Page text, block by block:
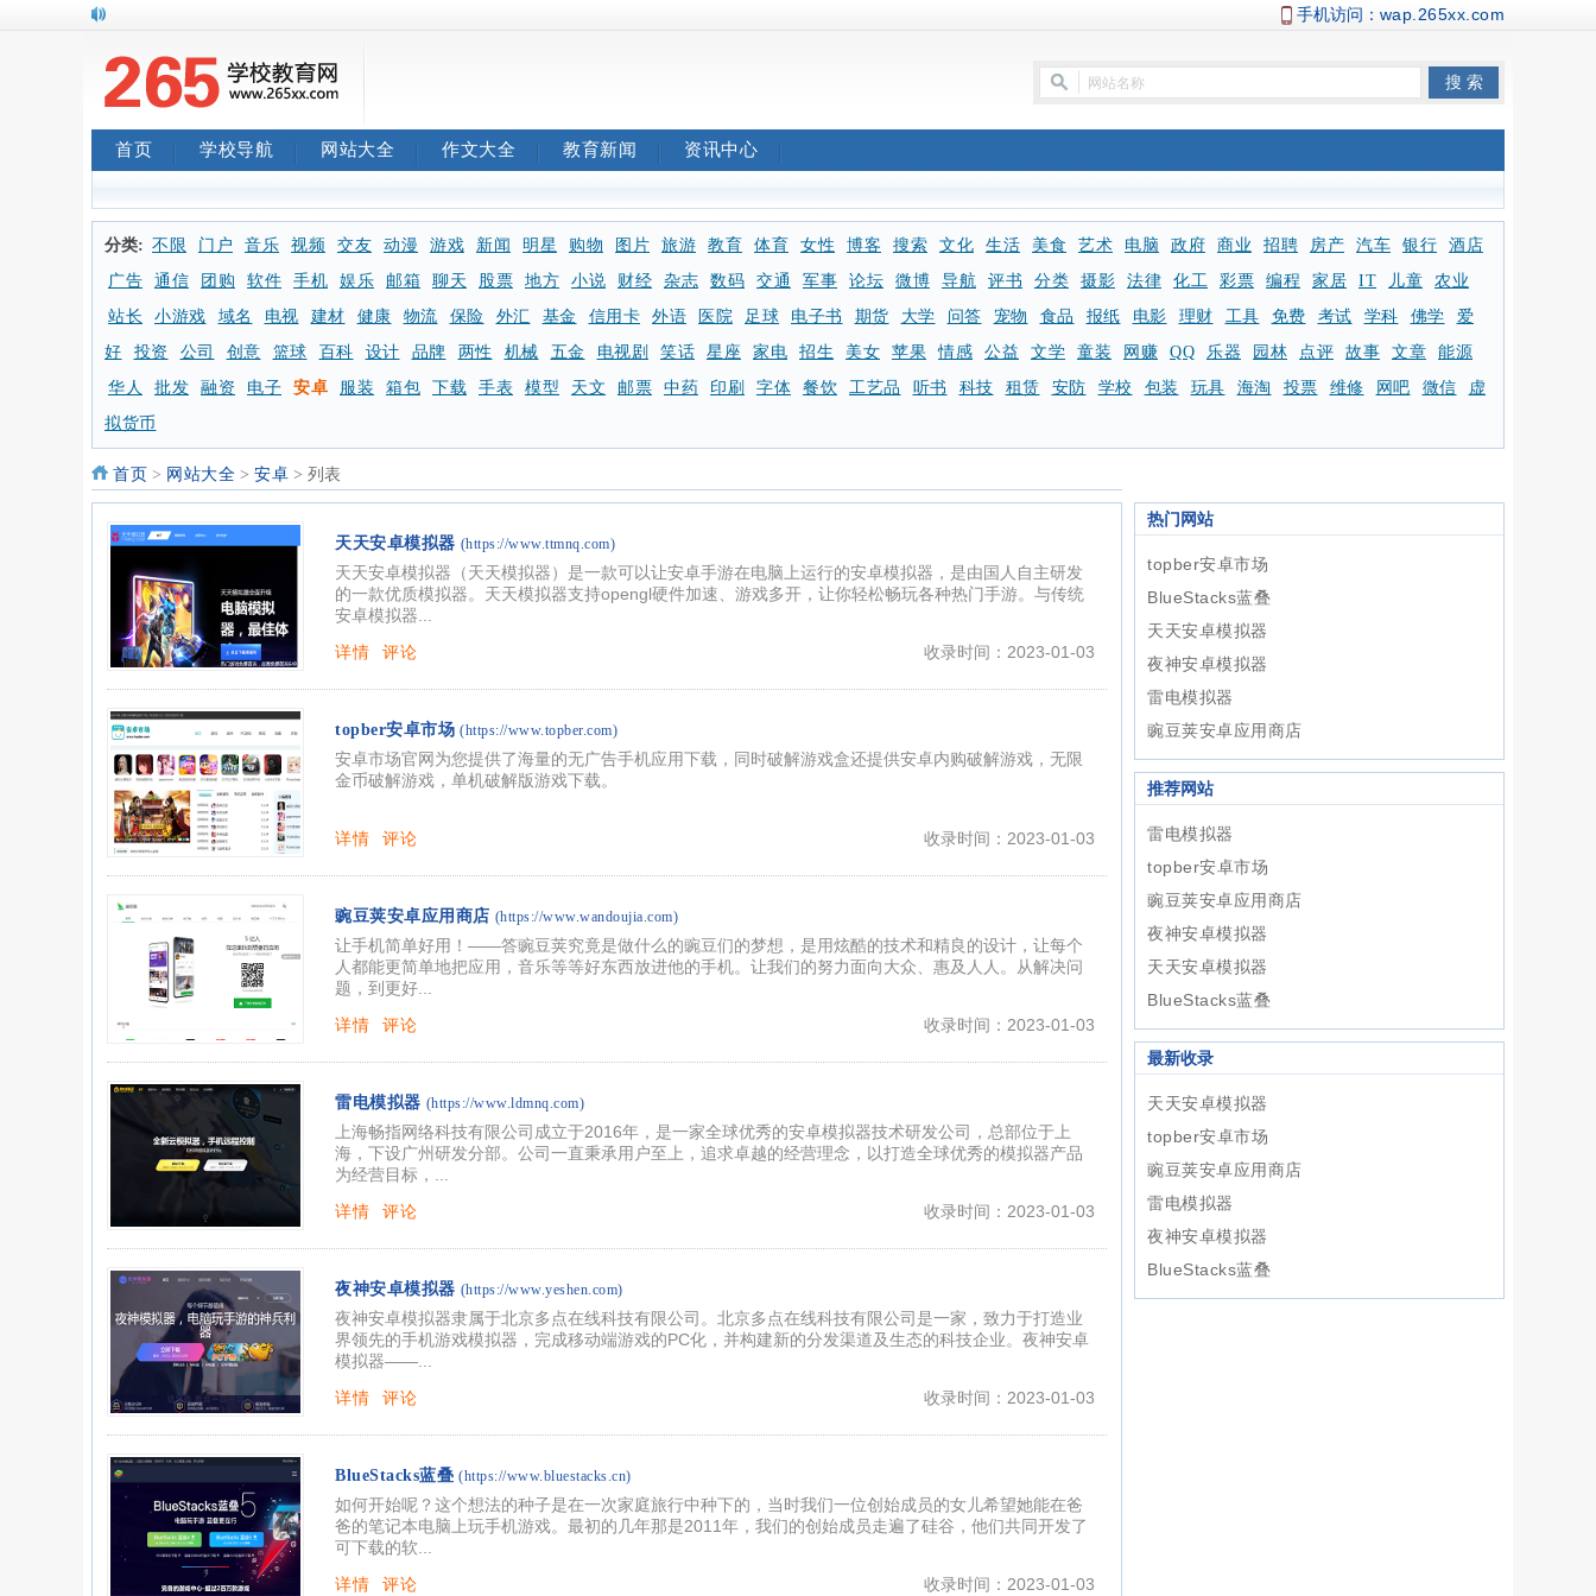
手机访问： wap.265xx.com
首页 学校导航 网站大全 作文大全 教育新闻 资讯中心
分类: 不限 门户 音乐 视频 交友 动漫 游戏 新闻 明星 购物 图片 旅游 教育 体育 女性 博客 搜索 文化 生活 美食 艺术 电脑 政府 商业 招聘 房产 汽车 银行
酒店
广告
通信 团购 软件 手机 娱乐 邮箱 聊天 股票 地方 小说 财经 杂志 数码 交通 军事 论坛 微博 导航 评书 分类 摄影 法律 化工 彩票 编程 家居 IT 儿童
农业
站长
小游戏 域名 电视 建材 健康 物流 保险 外汇 基金 信用卡 外语 医院 足球 电子书 期货 大学 问答 宠物 食品 报纸 电影 理财 工具 免费 考试 学科 佛学
爱
好
投资 公司 创意 篮球 百科 设计 品牌 两性 机械 五金 电视剧 笑话 星座 家电 招生 美女 苹果 情感 公益 文学 童装 网赚 QQ 乐器 园林 点评 故事 文章
能源
华人
批发 融资 电子 安卓 服装 箱包 下载 手表 模型 天文 邮票 中药 印刷 字体 餐饮 工艺品 听书 科技 租赁 安防 学校 包装 玩具 海淘 投票 维修 网吧 微信
虚
拟货币
首页 > 网站大全 > 安卓 > 列表
天天安卓模拟器 (https://www.ttmnq.com)
天天安卓模拟器（天天模拟器）是一款可以让安卓手游在电脑上运行的安卓模拟器，是由国人自主研发
的一款优质模拟器。天天模拟器支持opengl硬件加速、游戏多开，让你轻松畅玩各种热门手游。与传统
安卓模拟器...
详情
评论 收录时间：2023-01-03
topber安卓市场 (https://www.topber.com)
安卓市场官网为您提供了海量的无广告手机应用下载，同时破解游戏盒还提供安卓内购破解游戏，无限
金币破解游戏，单机破解版游戏下载。
详情 评论 收录时间：2023-01-03
豌豆荚安卓应用商店 (https://www.wandoujia.com)
让手机简单好用！——答豌豆荚究竟是做什么的豌豆们的梦想，是用炫酷的技术和精良的设计，让每个
人都能更简单地把应用，音乐等等好东西放进他的手机。让我们的努力面向大众、惠及人人。从解决问
题，到更好...
详情
评论 收录时间：2023-01-03
雷电模拟器 (https://www.ldmnq.com)
上海畅指网络科技有限公司成立于2016年，是一家全球优秀的安卓模拟器技术研发公司，总部位于上
海，下设广州研发分部。公司一直秉承用户至上，追求卓越的经营理念，以打造全球优秀的模拟器产品
为经营目标，...
详情
评论 收录时间：2023-01-03
夜神安卓模拟器 (https://www.yeshen.com)
夜神安卓模拟器隶属于北京多点在线科技有限公司。北京多点在线科技有限公司是一家，致力于打造业
界领先的手机游戏模拟器，完成移动端游戏的PC化，并构建新的分发渠道及生态的科技企业。夜神安卓
模拟器——...
详情
评论 收录时间：2023-01-03
BlueStacks蓝叠 (https://www.bluestacks.cn)
如何开始呢？这个想法的种子是在一次家庭旅行中种下的，当时我们一位创始成员的女儿希望她能在爸
爸的笔记本电脑上玩手机游戏。最初的几年那是2011年，我们的创始成员走遍了硅谷，他们共同开发了
可下载的软...
详情
评论 收录时间：2023-01-03
热门网站
topber安卓市场
BlueStacks蓝叠
天天安卓模拟器
夜神安卓模拟器
雷电模拟器
豌豆荚安卓应用商店
推荐网站
雷电模拟器
topber安卓市场
豌豆荚安卓应用商店
夜神安卓模拟器
天天安卓模拟器
BlueStacks蓝叠
最新收录
天天安卓模拟器
topber安卓市场
豌豆荚安卓应用商店
雷电模拟器
夜神安卓模拟器
BlueStacks蓝叠